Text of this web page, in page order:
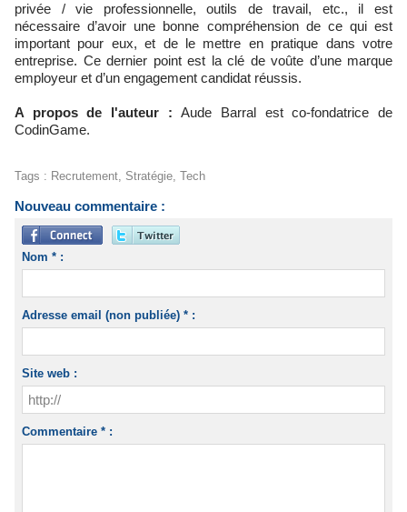
privée / vie professionnelle, outils de travail, etc., il est
nécessaire d’avoir une bonne compréhension de ce qui est
important pour eux, et de le mettre en pratique dans votre
entreprise. Ce dernier point est la clé de voûte d’une marque
employeur et d’un engagement candidat réussis.
A propos de l'auteur :Aude Barral est co-fondatrice de
CodinGame.
Tags : Recrutement, Stratégie, Tech
Nouveau commentaire :
Nom * :
Adresse email (non publiée) * :
Site web :
Commentaire * :